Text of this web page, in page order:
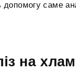
допомогу саме
на